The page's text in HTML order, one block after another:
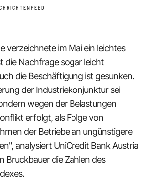
verzeichnete im Mai ein leichtes
die Nachfrage sogar leicht
die Beschäftigung ist gesunken.
der Industriekonjunktur sei
wegen der Belastungen
erfolgt, als Folge von
der Betriebe an ungünstigere
analysiert UniCredit Bank Austria
Bruckbauer die Zahlen des